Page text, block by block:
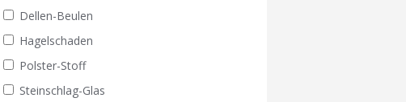
Dellen-Beulen
Hagelschaden
Polster-Stoff
Steinschlag-Glas